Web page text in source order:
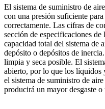
El sistema de suministro de
con una presión suficiente
correctamente. Las cifras de
sección de especificaciones
capacidad total del sistema de
depósito o depósitos de
limpia y seca posible. El
abierto, por lo que los líquidos
el sistema de suministro de
producirá un mayor desgaste